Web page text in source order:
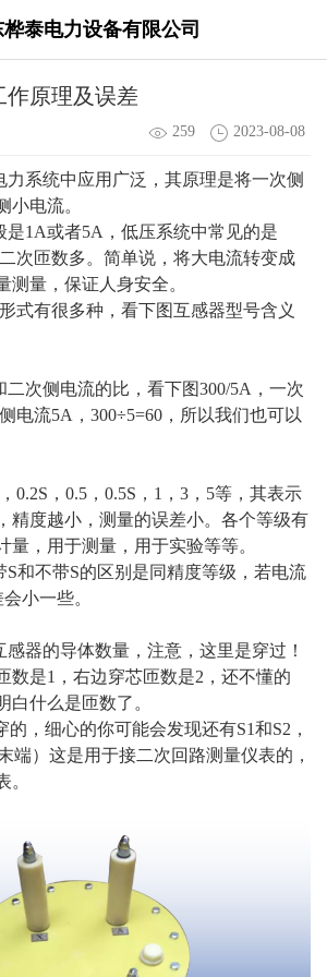
泰电力设备有限公司
作原理及误差
259 2023-08-08
力系统中应用广泛，其原理是将一次侧
小电流。
是1A或者5A，低压系统中常见的是
次匝数多。简单说，将大电流转变成
测量，保证人身安全。
式有很多种，看下图互感器型号含义
二次侧电流的比，看下图300/5A，一次
电流5A，300÷5=60，所以我们也可以
0.2S，0.5，0.5S，1，3，5等，其表示
精度越小，测量的误差小。各个等级有
量，用于测量，用于实验等等。
S和不带S的区别是同精度等级，若电流
小一些。
器的导体数量，注意，这里是穿过！
数是1，右边穿芯匝数是2，还不懂的
白什么是匝数了。
的，细心的你可能会发现还有S1和S2，
端）这是用于接二次回路测量仪表的，
。